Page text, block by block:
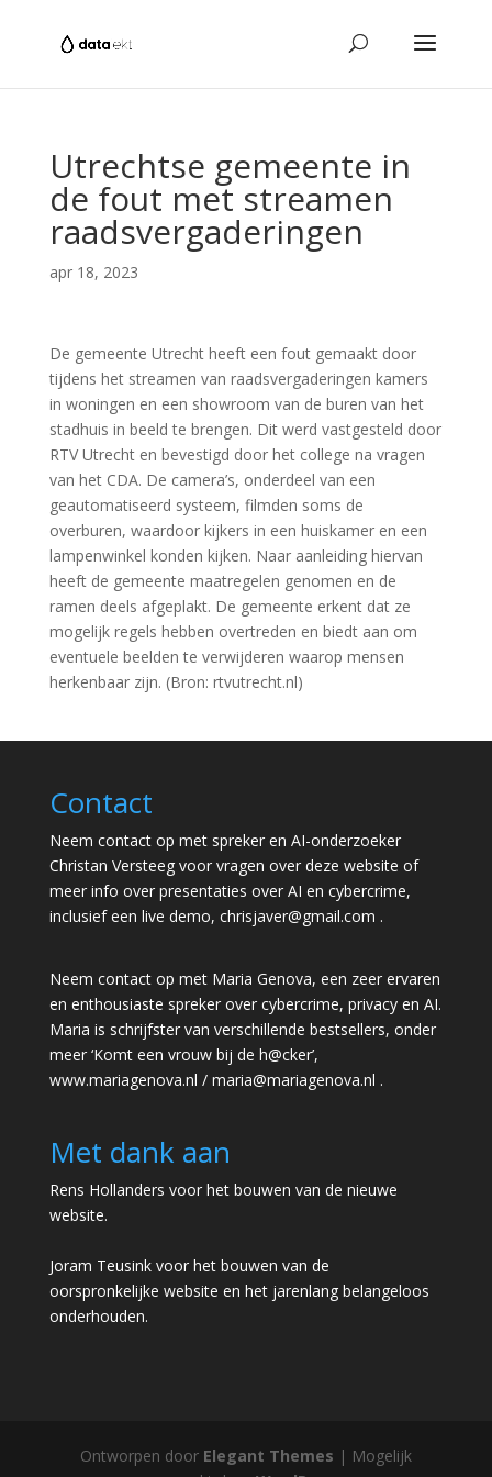
Utrechtse gemeente in
de fout met streamen
raadsvergaderingen
apr 18, 2023
De gemeente Utrecht heeft een fout gemaakt door
tijdens het streamen van raadsvergaderingen kamers
in woningen en een showroom van de buren van het
stadhuis in beeld te brengen. Dit werd vastgesteld door
RTV Utrecht en bevestigd door het college na vragen
van het CDA. De camera’s, onderdeel van een
geautomatiseerd systeem, filmden soms de
overburen, waardoor kijkers in een huiskamer en een
lampenwinkel konden kijken. Naar aanleiding hiervan
heeft de gemeente maatregelen genomen en de
ramen deels afgeplakt. De gemeente erkent dat ze
mogelijk regels hebben overtreden en biedt aan om
eventuele beelden te verwijderen waarop mensen
herkenbaar zijn. (Bron: rtvutrecht.nl)
Contact
Neem contact op met spreker en AI-onderzoeker
Christan Versteeg voor vragen over deze website of
meer info over presentaties over AI en cybercrime,
inclusief een live demo, chrisjaver@gmail.com .
Neem contact op met Maria Genova, een zeer ervaren
en enthousiaste spreker over cybercrime, privacy en AI.
Maria is schrijfster van verschillende bestsellers, onder
meer ‘Komt een vrouw bij de h@cker’,
www.mariagenova.nl / maria@mariagenova.nl .
Met dank aan
Rens Hollanders voor het bouwen van de nieuwe
website.
Joram Teusink voor het bouwen van de
oorspronkelijke website en het jarenlang belangeloos
onderhouden.
Ontworpen door Elegant Themes | Mogelijk